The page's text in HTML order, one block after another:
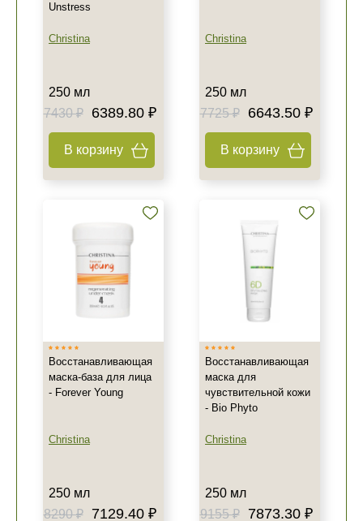
Unstress
Christina
250 мл
7430 ₽
6389.80 ₽
В корзину
Christina
250 мл
7725 ₽
6643.50 ₽
В корзину
Восстанавливающая
маска-база для лица
- Forever Young
Christina
250 мл
8290 ₽
7129.40 ₽
Восстанавливающая
маска для
чувствительной кожи
- Bio Phyto
Christina
250 мл
9155 ₽
7873.30 ₽